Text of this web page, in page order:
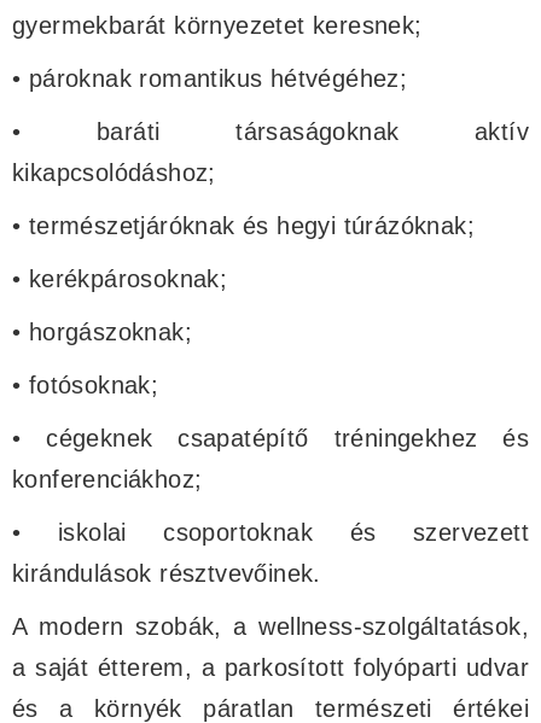
gyermekbarát környezetet keresnek;
• pároknak romantikus hétvégéhez;
• baráti társaságoknak aktív
kikapcsolódáshoz;
• természetjáróknak és hegyi túrázóknak;
• kerékpárosoknak;
• horgászoknak;
• fotósoknak;
• cégeknek csapatépítő tréningekhez és
konferenciákhoz;
• iskolai csoportoknak és szervezett
kirándulások résztvevőinek.
A modern szobák, a wellness-szolgáltatások,
a saját étterem, a parkosított folyóparti udvar
és a környék páratlan természeti értékei